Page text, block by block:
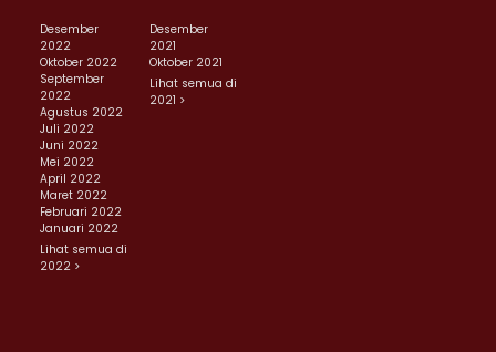
Desember
2022
Oktober 2022
September
2022
Agustus 2022
Juli 2022
Juni 2022
Mei 2022
April 2022
Maret 2022
Februari 2022
Januari 2022
Lihat semua di
2022 >
Desember
2021
Oktober 2021
Lihat semua di
2021 >